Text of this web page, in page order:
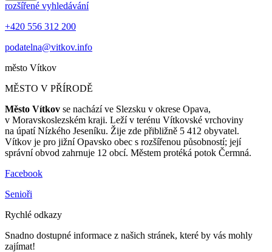
rozšířené vyhledávání
+420 556 312 200
podatelna@vitkov.info
město Vítkov
MĚSTO V PŘÍRODĚ
Město Vítkov se nachází ve Slezsku v okrese Opava,
v Moravskoslezském kraji. Leží v terénu Vítkovské vrchoviny
na úpatí Nízkého Jeseníku. Žije zde přibližně 5 412 obyvatel.
Vítkov je pro jižní Opavsko obec s rozšířenou působností; její
správní obvod zahrnuje 12 obcí. Městem protéká potok Čermná.
Facebook
Senioři
Rychlé odkazy
Snadno dostupné informace z našich stránek, které by vás mohly
zajímat!